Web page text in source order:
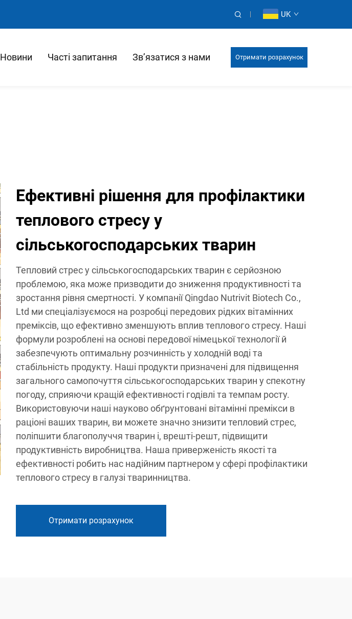
UK
Новини Часті запитання Зв’язатися з нами Отримати розрахунок
Ефективні рішення для профілактики
теплового стресу у
сільськогосподарських тварин
Тепловий стрес у сільськогосподарських тварин є серйозною
проблемою, яка може призводити до зниження продуктивності та
зростання рівня смертності. У компанії Qingdao Nutrivit Biotech Co.,
Ltd ми спеціалізуємося на розробці передових рідких вітамінних
преміксів, що ефективно зменшують вплив теплового стресу. Наші
формули розроблені на основі передової німецької технології й
забезпечують оптимальну розчинність у холодній воді та
стабільність продукту. Наші продукти призначені для підвищення
загального самопочуття сільськогосподарських тварин у спекотну
погоду, сприяючи кращій ефективності годівлі та темпам росту.
Використовуючи наші науково обґрунтовані вітамінні премікси в
раціоні ваших тварин, ви можете значно знизити тепловий стрес,
поліпшити благополуччя тварин і, врешті-решт, підвищити
продуктивність виробництва. Наша приверженість якості та
ефективності робить нас надійним партнером у сфері профілактики
теплового стресу в галузі тваринництва.
Отримати розрахунок